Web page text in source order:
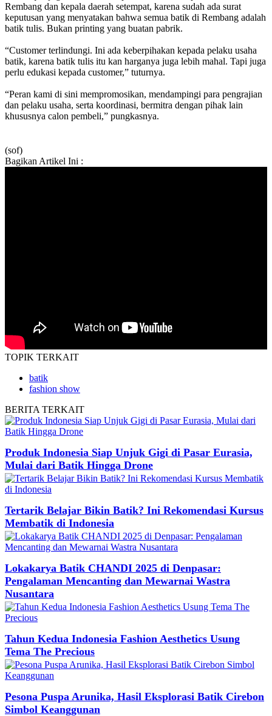
Rembang dan kepala daerah setempat, karena sudah ada surat
keputusan yang menyatakan bahwa semua batik di Rembang adalah
batik tulis. Bukan printing yang buatan pabrik.
“Customer terlindungi. Ini ada keberpihakan kepada pelaku usaha
batik, karena batik tulis itu kan harganya juga lebih mahal. Tapi juga
perlu edukasi kepada customer,” tuturnya.
“Peran kami di sini mempromosikan, mendampingi para pengrajian
dan pelaku usaha, serta koordinasi, bermitra dengan pihak lain
khususnya calon pembeli,” pungkasnya.
(sof)
Bagikan Artikel Ini :
TOPIK TERKAIT
batik
fashion show
BERITA TERKAIT
Produk Indonesia Siap Unjuk Gigi di Pasar Eurasia,
Mulai dari Batik Hingga Drone
Tertarik Belajar Bikin Batik? Ini Rekomendasi Kursus
Membatik di Indonesia
Lokakarya Batik CHANDI 2025 di Denpasar:
Pengalaman Mencanting dan Mewarnai Wastra
Nusantara
Tahun Kedua Indonesia Fashion Aesthetics Usung
Tema The Precious
Pesona Puspa Arunika, Hasil Eksplorasi Batik Cirebon
Simbol Keanggunan